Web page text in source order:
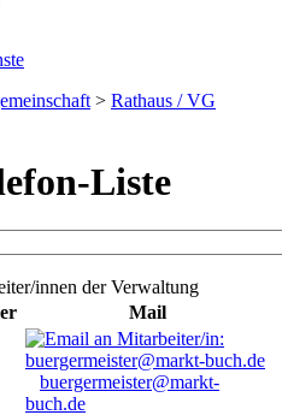
> Rathaus / VG
Liste
innen der Verwaltung
Mail
buergermeister@markt-
buch.de